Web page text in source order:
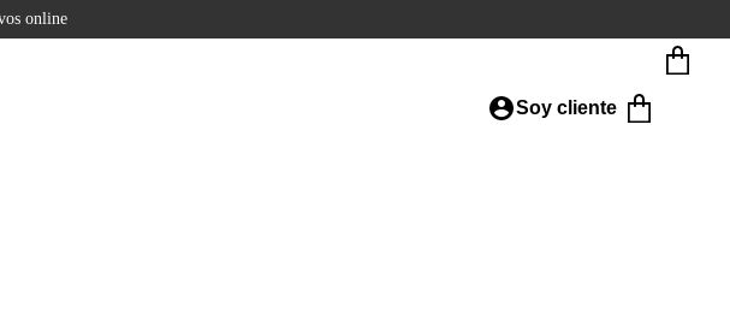
online
Soy cliente